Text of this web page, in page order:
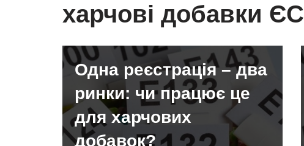
харчові добавки ЄС
Одна реєстрація – два
ринки: чи працює це
для харчових
добавок?